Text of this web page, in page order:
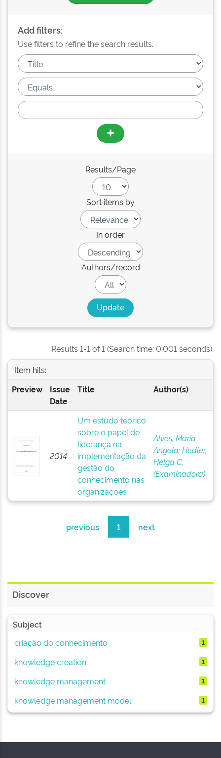
Add filters:
Use filters to refine the search results.
Results/Page
Sort items by
In order
Authors/record
Results 1-1 of 1 (Search time: 0.001 seconds).
Item hits:
Preview
Issue
Date
Title Author(s)
2014
Um estudo teórico
sobre o papel de
liderança na
implementação da
gestão do
conhecimento nas
organizações
Alves, Maria
Angela;Hedler,
Helga C.
(Examinadora)
previous 1 next
Discover
Subject
criação do conhecimento
1
knowledge creation 1
knowledge management 1
knowledge management model 1